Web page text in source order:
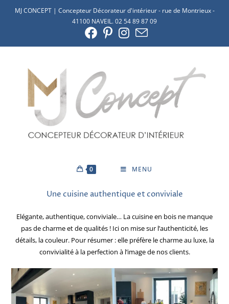
MJ CONCEPT | Concepteur Décorateur d'intérieur - rue de Montrieux -
41100 NAVEIL. 02 54 89 87 09
0 MENU
Une cuisine authentique et conviviale
Elégante, authentique, conviviale… La cuisine en bois ne manque
pas de charme et de qualités ! Ici on mise sur l’authenticité, les
détails, la couleur. Pour résumer : elle préfère le charme au luxe, la
convivialité à la perfection à l’image de nos clients.